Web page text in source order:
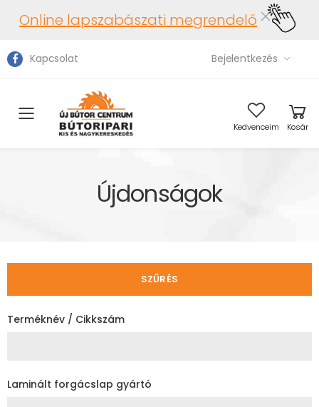
Online lapszabászati megrendelő
Kapcsolat Bejelentkezés
Toggle mobile menu Kedvenceim Kosár
Újdonságok
SZŰRÉS
Terméknév / Cikkszám
Laminált forgácslap gyártó